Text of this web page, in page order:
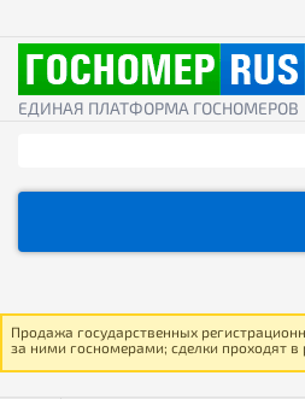
ЕДИНАЯ ПЛАТФОРМА ГОСНОМЕРОВ
Продажа государственных
за ними госномерами; сделки проходят